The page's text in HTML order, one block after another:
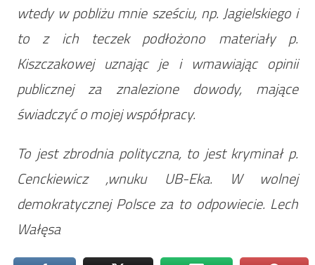
wtedy w pobliżu mnie sześciu, np. Jagielskiego i
to z ich teczek podłożono materiały p.
Kiszczakowej uznając je i wmawiając opinii
publicznej za znalezione dowody, mające
świadczyć o mojej współpracy.
To jest zbrodnia polityczna, to jest kryminał p.
Cenckiewicz ,wnuku UB-Eka. W wolnej
demokratycznej Polsce za to odpowiecie. Lech
Wałęsa